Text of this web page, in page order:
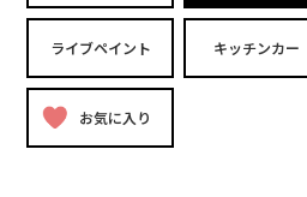
ライブペイント キッチンカー
お気に入り